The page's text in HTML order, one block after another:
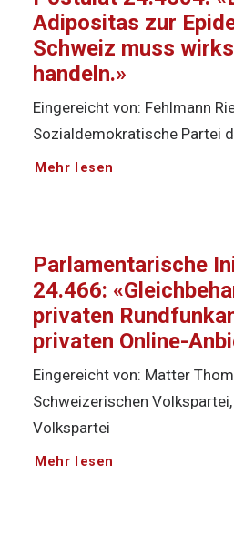
Adipositas zur
Schweiz muss
handeln.»
Eingereicht von: Fehlmann
Sozialdemokratische Partei
Mehr lesen
Parlamentarische
24.466:
privaten
privaten Online-
Eingereicht von: Matter
Schweizerischen
Volkspartei
Mehr lesen